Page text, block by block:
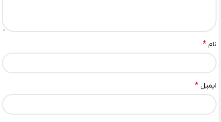
نام *
ایمیل *